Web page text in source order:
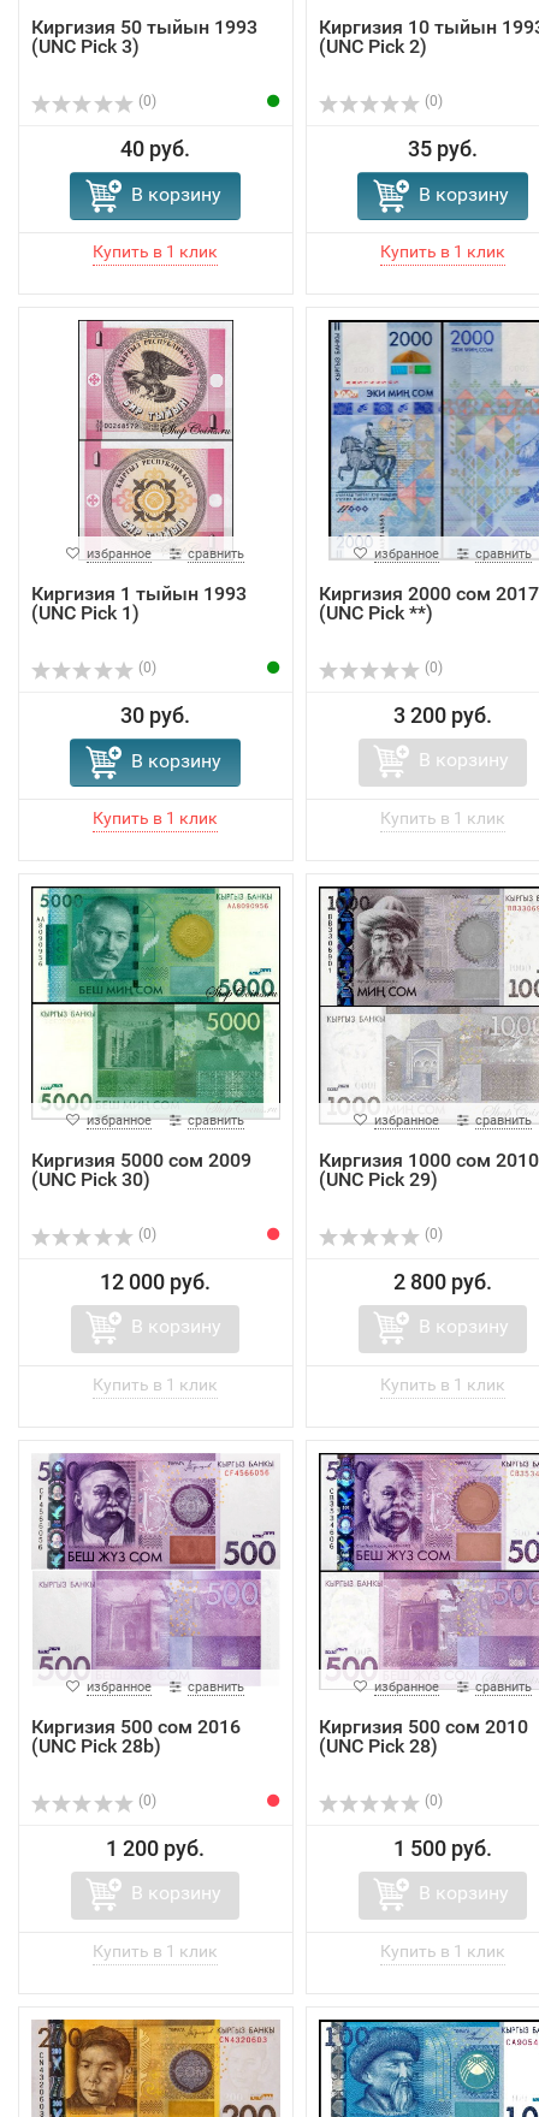
Киргизия 50 тыйын 1993
(UNC Pick 3)
(0)
40 руб.
В корзину
Киргизия 10 тыйын
(UNC Pick 2)
(0)
35 руб.
В корзину
избранное сравнить
Киргизия 1 тыйын 1993
(UNC Pick 1)
(0)
30 руб.
В корзину
избранное сравнить
Киргизия 2000 сом 2017
(UNC Pick **)
(0)
3 200 руб.
В корзину
избранное сравнить
Киргизия 5000 сом 2009
(UNC Pick 30)
(0)
12 000 руб.
В корзину
избранное сравнить
Киргизия 1000 сом 2010
(UNC Pick 29)
(0)
2 800 руб.
В корзину
избранное сравнить
Киргизия 500 сом 2016
(UNC Pick 28b)
(0)
1 200 руб.
В корзину
избранное сравнить
Киргизия 500 сом 2010
(UNC Pick 28)
(0)
1 500 руб.
В корзину